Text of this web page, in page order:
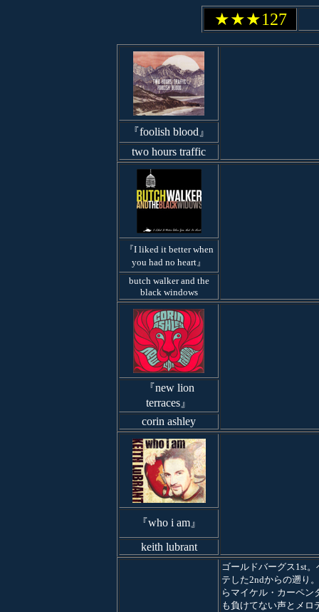
★★★127
『foolish blood』
two hours traffic
『I liked it better when
you had no heart』
butch walker and the
black windows
『new lion
terraces』
corin ashley
『who i am』
keith lubrant
ゴールドバーグス1st。
テした2ndからの遡り
らマイケル・カーペン
も負けてない声とメロ